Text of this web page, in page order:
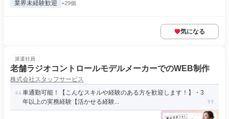
業界未経験歓迎 +29個
気になる
派遣社員
老舗ラジオコントロールモデルメーカーでのWEB制作
株式会社スタッフサービス
車通勤可能！【こんなスキルや経験のある方を歓迎します！】・3
年以上の実務経験【活かせる経験...